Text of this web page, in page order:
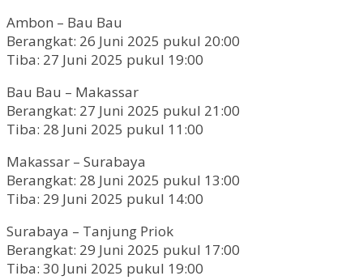
Ambon – Bau Bau
Berangkat: 26 Juni 2025 pukul 20:00
Tiba: 27 Juni 2025 pukul 19:00
Bau Bau – Makassar
Berangkat: 27 Juni 2025 pukul 21:00
Tiba: 28 Juni 2025 pukul 11:00
Makassar – Surabaya
Berangkat: 28 Juni 2025 pukul 13:00
Tiba: 29 Juni 2025 pukul 14:00
Surabaya – Tanjung Priok
Berangkat: 29 Juni 2025 pukul 17:00
Tiba: 30 Juni 2025 pukul 19:00